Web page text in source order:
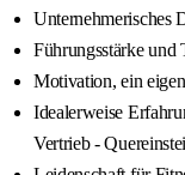
Unternehmerisches
Führungsstärke und
Motivation, ein
Idealerweise
Vertrieb -